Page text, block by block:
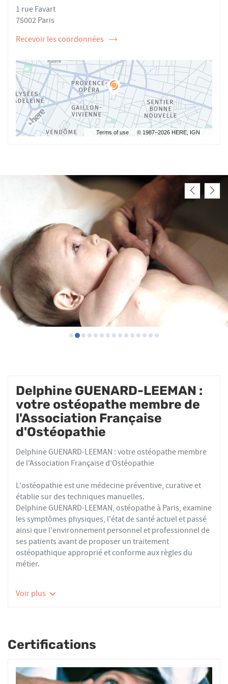
GUENARD-
LEEMAN AU
1 rue Favart
75002 Paris
Recevoir les coordonnées
de
Delphine
GUENARD-
LEEMAN
Terms of use © 1987–2026 HERE, IGN
Delphine GUENARD-LEEMAN :
votre ostéopathe membre de
l'Association Française
d'Ostéopathie
Delphine GUENARD-LEEMAN : votre ostéopathe membre
de l'Association Française d’Ostéopathie
L'ostéopathie est une médecine préventive, curative et
établie sur des techniques manuelles.
Delphine GUENARD-LEEMAN, ostéopathe à Paris, examine
les symptômes physiques, l'état de santé actuel et passé
ainsi que l'environnement personnel et professionnel de
ses patients avant de proposer un traitement
ostéopathique approprié et conforme aux règles du
métier.
thérapeutiques conformes aux recommandations de
fonctionnels d’ordre ostéoarticulaire, viscéral ou
irréversibles.
Voir plus
Certifications